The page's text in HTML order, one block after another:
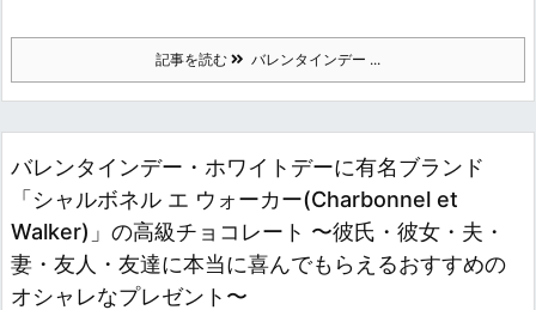
記事を読む バレンタインデー ...
バレンタインデー・ホワイトデーに有名ブランド
「シャルボネル エ ウォーカー(Charbonnel et
Walker)」の高級チョコレート 〜彼氏・彼女・夫・
妻・友人・友達に本当に喜んでもらえるおすすめの
オシャレなプレゼント〜